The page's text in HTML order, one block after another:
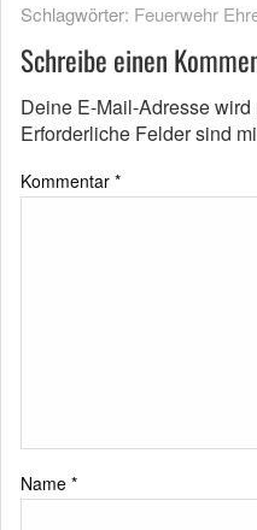
Schlagwörter: Feuerwehr
Schreibe einen
Deine E-Mail-Adresse
Erforderliche Felder sind
Kommentar *
Name *